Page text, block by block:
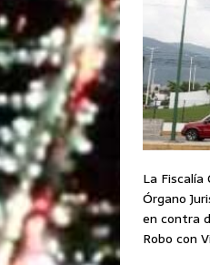
La Fiscalía
Órgano
en contra
Robo con